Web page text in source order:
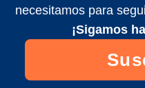
necesitamos para
¡Sigamos